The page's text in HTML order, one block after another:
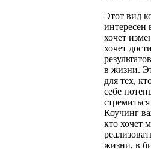
Этот вид
интересен
хочет
хочет
в жизни.
для тех,
себе
Коучинг
кто хочет
жизни, в